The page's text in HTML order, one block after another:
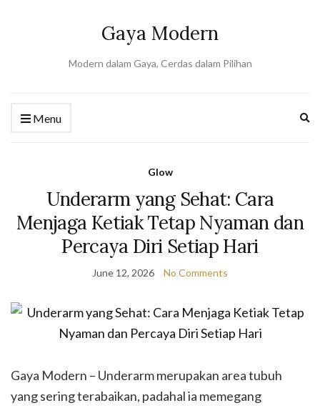
Gaya Modern
Modern dalam Gaya, Cerdas dalam Pilihan
Menu
Glow
Underarm yang Sehat: Cara
Menjaga Ketiak Tetap Nyaman dan
Percaya Diri Setiap Hari
June 12, 2026 No Comments
Gaya Modern – Underarm merupakan area tubuh
yang sering terabaikan, padahal ia memegang